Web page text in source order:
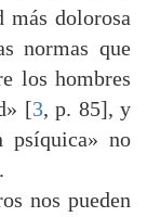
dolorosa
normas que
los hombres
[3, p. 85], y
psíquica» no
nos pueden